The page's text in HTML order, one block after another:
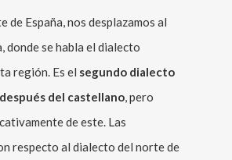
de España, nos desplazamos al
donde se habla el dialecto
región. Es el segundo dialecto
del castellano, pero
de este. Las
respecto al dialecto del norte de